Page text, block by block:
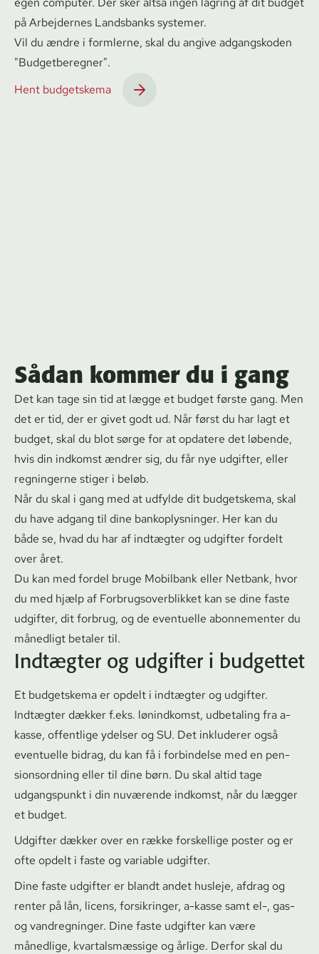
på Arbejdernes Landsbanks systemer.
Vil du ændre i formlerne, skal du angive adgangskoden
"Budgetberegner".
Hent budgetskema
Sådan kommer du i gang
Det kan tage sin tid at lægge et budget første gang. Men
det er tid, der er givet godt ud. Når først du har lagt et
budget, skal du blot sørge for at opdatere det løbende,
hvis din indkomst ændrer sig, du får nye udgifter, eller
regningerne stiger i beløb.
Når du skal i gang med at udfylde dit budgetskema, skal
du have adgang til dine ban­kop­lys­nin­ger. Her kan du
både se, hvad du har af indtægter og udgifter fordelt
over året.
Du kan med fordel bruge Mobilbank eller Netbank, hvor
du med hjælp af For­brugs­over­blik­ket kan se dine faste
udgifter, dit forbrug, og de eventuelle abonnementer du
månedligt betaler til.
Indtægter og udgifter i budgettet
Et budgetskema er opdelt i indtægter og udgifter.
Indtægter dækker f.eks. lønindkomst, udbetaling fra a-
kasse, offentlige ydelser og SU. Det inkluderer også
eventuelle bidrag, du kan få i forbindelse med en pen­
sions­ord­ning eller til dine børn. Du skal altid tage
udgangspunkt i din nuværende indkomst, når du lægger
et budget.
Udgifter dækker over en række forskellige poster og er
ofte opdelt i faste og variable udgifter.
Dine faste udgifter er blandt andet husleje, afdrag og
renter på lån, licens, forsikringer, a-kasse samt el-, gas-
og vandregninger. Dine faste udgifter kan være
månedlige, kvar­tals­mæs­si­ge og årlige. Derfor skal du